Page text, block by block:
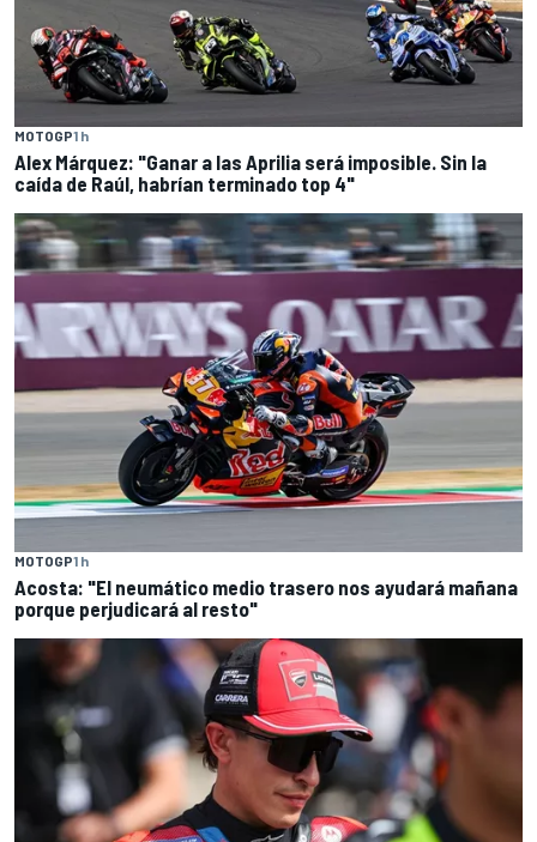
MOTOGP1 h
Alex Márquez: "Ganar a las Aprilia será imposible. Sin la
caída de Raúl, habrían terminado top 4"
MOTOGP1 h
Acosta: "El neumático medio trasero nos ayudará mañana
porque perjudicará al resto"